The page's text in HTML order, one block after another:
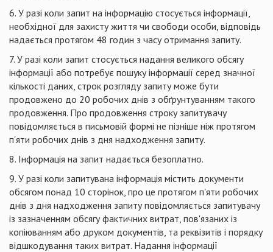
6. У разі коли запит на інформацію стосується інформації,
необхідної для захисту життя чи свободи особи, відповідь
надається протягом 48 годин з часу отримання запиту.
7. У разі коли запит стосується надання великого обсягу
інформації або потребує пошуку інформації серед значної
кількості даних, строк розгляду запиту може бути
продовжено до 20 робочих днів з обґрунтуванням такого
продовження. Про продовження строку запитувачу
повідомляється в письмовій формі не пізніше ніж протягом
п'яти робочих днів з дня надходження запиту.
8. Інформація на запит надається безоплатно.
9. У разі коли запитувана інформація містить документи
обсягом понад 10 сторінок, про це протягом п'яти робочих
днів з дня надходження запиту повідомляється запитувачу
із зазначенням обсягу фактичних витрат, пов'язаних із
копіюванням або друком документів, та реквізитів і порядку
відшкодування таких витрат. Надання інформації